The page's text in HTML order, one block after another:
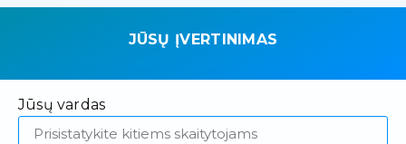
JŪSŲ ĮVERTINIMAS
Jūsų vardas